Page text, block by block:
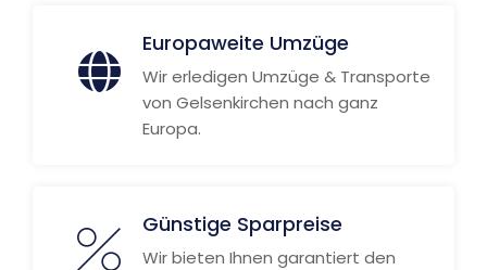
Europaweite Umzüge
Wir erledigen Umzüge & Transporte
von Gelsenkirchen nach ganz
Europa.
Günstige Sparpreise
Wir bieten Ihnen garantiert den